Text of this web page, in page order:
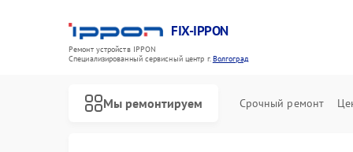
FIX-IPPON
Ремонт устройств IPPON
Специализированный cервисный центр г.Волгоград
Мы ремонтируем Срочный ремонт